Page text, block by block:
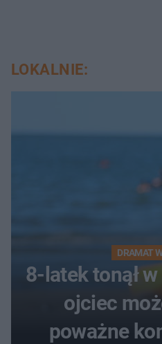
LOKALNIE:
DRAMAT
8-latek tonął
ojciec
poważne